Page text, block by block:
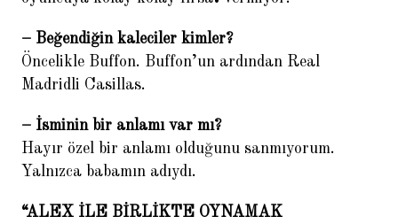
– Beğendiğin kaleciler kimler?
Öncelikle Buffon. Buffon’un ardından Real
Madridli Casillas.
– İsminin bir anlamı var mı?
Hayır özel bir anlamı olduğunu sanmıyorum.
Yalnızca babamın adıydı.
“ALEX İLE BİRLİKTE OYNAMAK